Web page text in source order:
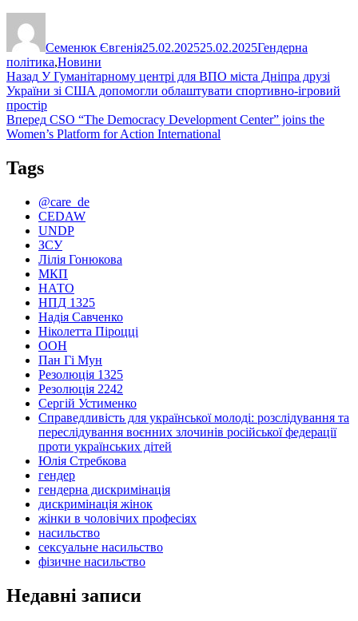
Семенюк Євгенія25.02.202525.02.2025Гендерна
політика,Новини
Навігація
записів
Назад Попередній
запис:
У Гуманітарному центрі для ВПО міста Дніпра друзі
України зі США допомогли облаштувати спортивно-ігровий
простір
Вперед Наступний
запис:
CSO “The Democracy Development Center” joins the
Women’s Platform for Action International
Tags
@care_de
CEDAW
UNDP
ЗСУ
Лілія Гонюкова
МКП
НАТО
НПД 1325
Надія Савченко
Ніколетта Піроцці
ООН
Пан Гі Мун
Резолюція 1325
Резолюція 2242
Сергій Устименко
Справедливість для української молоді: розслідування та
переслідування воєнних злочинів російської федерації
проти українських дітей
Юлія Стребкова
гендер
гендерна дискримінація
дискримінація жінок
жінки в чоловічих професіях
насильство
сексуальне насильство
фізичне насильство
Недавні записи